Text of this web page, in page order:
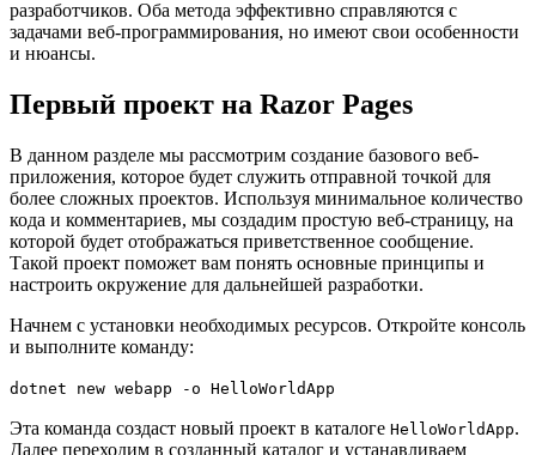
разработчиков. Оба метода эффективно справляются с
задачами веб-программирования, но имеют свои особенности
и нюансы.
Первый проект на Razor Pages
В данном разделе мы рассмотрим создание базового веб-
приложения, которое будет служить отправной точкой для
более сложных проектов. Используя минимальное количество
кода и комментариев, мы создадим простую веб-страницу, на
которой будет отображаться приветственное сообщение.
Такой проект поможет вам понять основные принципы и
настроить окружение для дальнейшей разработки.
Начнем с установки необходимых ресурсов. Откройте консоль
и выполните команду:
dotnet new webapp -o HelloWorldApp
Эта команда создаст новый проект в каталоге HelloWorldApp.
Далее переходим в созданный каталог и устанавливаем